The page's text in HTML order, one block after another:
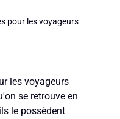
pour les voyageurs
les voyageurs
se retrouve en
le possèdent